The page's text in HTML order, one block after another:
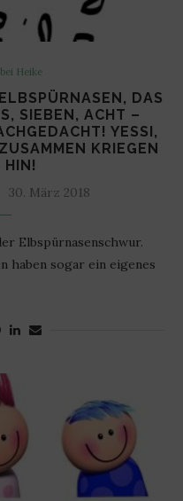
Heike
DAS
SIEBEN, ACHT –
YESSI,
KRIEGEN
HIN!
30. März 2018
Elbspürnasenschwur.
haben sogar ein eigenes